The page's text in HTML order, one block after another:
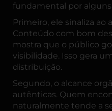
fundamental por
Primeiro, ele sinaliza ao
Conteúdo com bom
mostra que o público
visibilidade. Isso gera
distribuição.
Segundo, o alcance
autênticas. Quem
naturalmente tende a